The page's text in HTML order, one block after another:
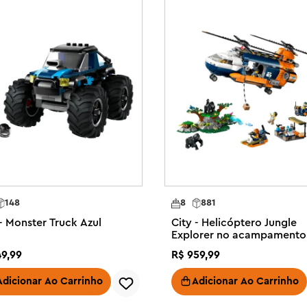
presente para qualquer
sem limites. As crianças podem
na linha espacial LEGO City
ao seu explorador
de brinquedos LEGO City
4 anos
que as crianças precisam para
tripulação espacial e uma
uma nave espacial em um
conjunto LEGO® City para
de construção pictórico
148
Monster Truck Azul
,99
Ao Carrinho
881
8
City - Helicóptero Jungle
Explorer no acampamento
R$ 959,99
Adicionar Ao Carrinho